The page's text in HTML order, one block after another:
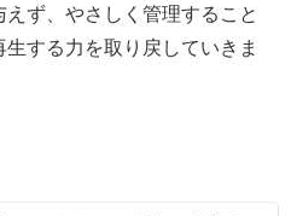
ず、やさしく管理すること
する力を取り戻していきま